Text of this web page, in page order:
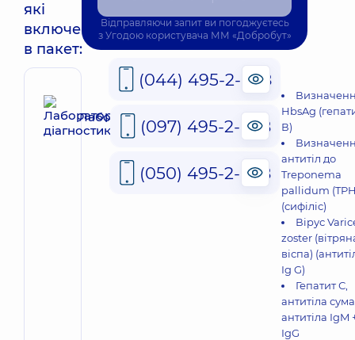
які
включені
в пакет:
Лабораторна діагностика
HbsAg
В)
антитіл до
Treponema
pallidum
(сифіліс)
Вірус
zoster
віспа)
Ig G)
Гепатит С,
антитіла
антитіла IgM
IgG
Відправляючи запит ви погоджуєтесь
з Угодою користувача ММ «Добробут»
(044) 495-2-888
(097) 495-2-888
(050) 495-2-888